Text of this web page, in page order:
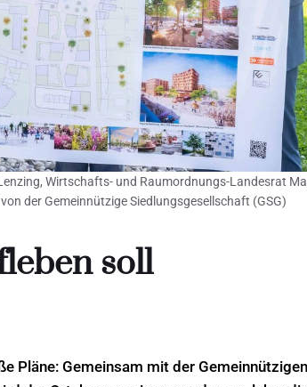
Wirtschafts- und Raumordnungs-Landesrat
der Gemeinnützige Siedlungsgesellschaft (GSG)
soll
Pläne: Gemeinsam mit der Gemeinnützigen